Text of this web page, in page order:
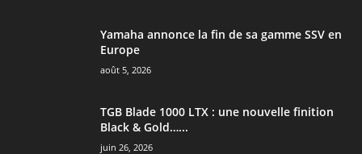
Yamaha annonce la fin de sa gamme SSV en
Europe
août 5, 2026
TGB Blade 1000 LTX : une nouvelle finition
Black & Gold…...
juin 26, 2026